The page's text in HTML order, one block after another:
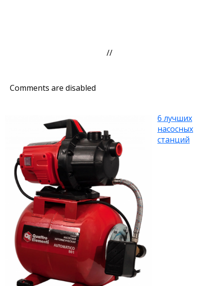
//
Comments are disabled
6 лучших
насосных
станций